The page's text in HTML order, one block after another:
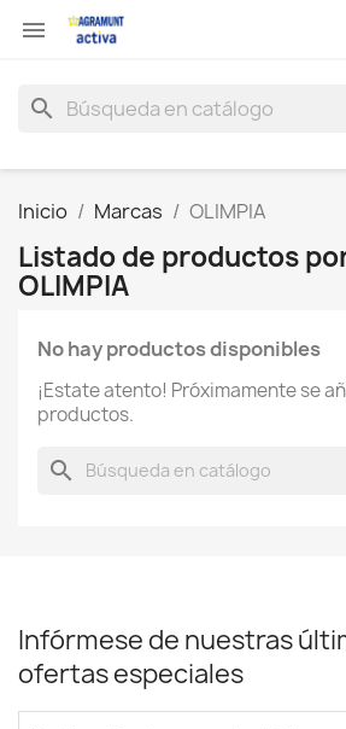

search
Inicio Marcas OLIMPIA
Listado de productos
OLIMPIA
No hay productos disponibles
¡Estate atento! Próximamente se
productos.
search
Infórmese de nuestras
ofertas especiales